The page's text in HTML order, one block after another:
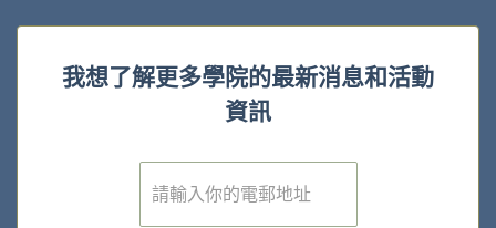
我想了解更多學院的最新消息和活動
資訊
電
子